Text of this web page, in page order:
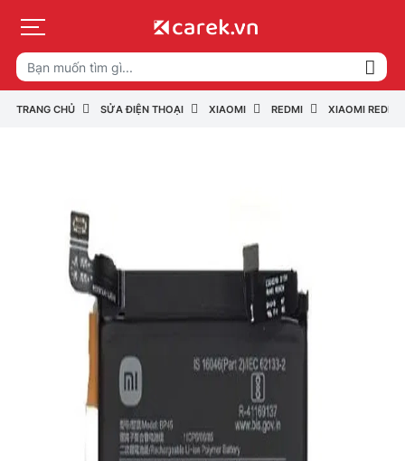
TRANG CHỦ SỬA ĐIỆN THOẠI XIAOMI REDMI XIAOMI REDMI